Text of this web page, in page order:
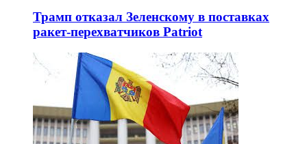
Трамп отказал Зеленскому в поставках
ракет-перехватчиков Patriot